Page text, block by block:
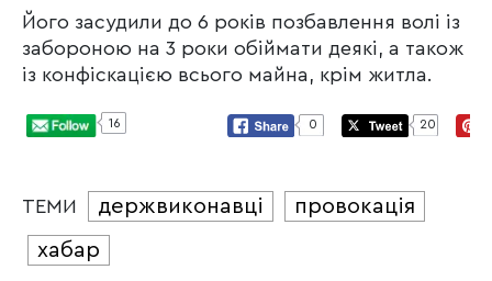
Його засудили до 6 років позбавлення волі із
забороною на 3 роки обіймати деякі, а також
із конфіскацією всього майна, крім житла.
16 0 20
ТЕМИ держвиконавці
провокація
хабар